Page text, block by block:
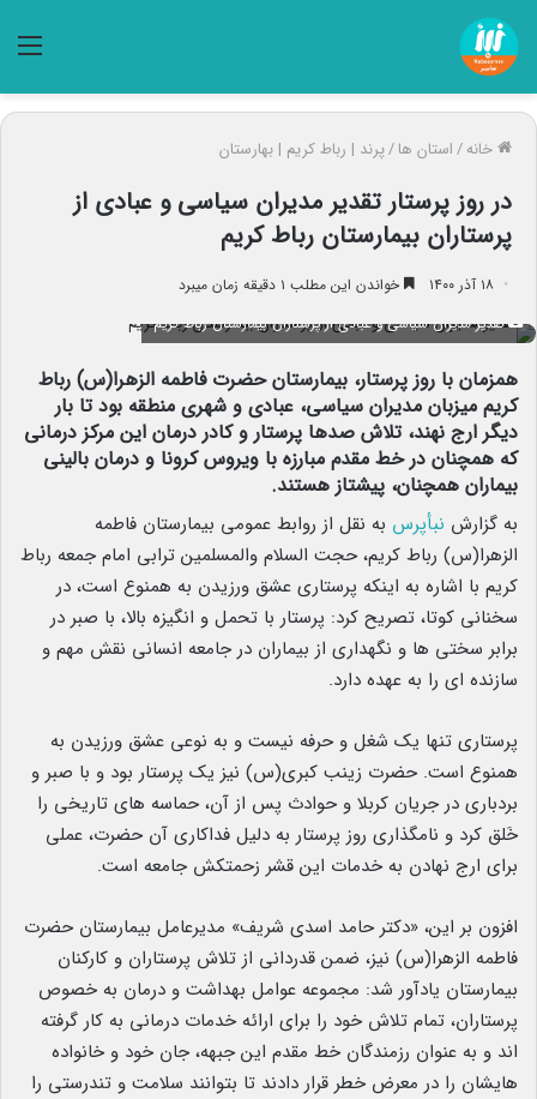
خانه/استان ها/پرند | رباط کریم | بهارستان
در روز پرستار تقدیر مدیران سیاسی و عبادی از
پرستاران بیمارستان رباط کریم
۱۸ آذر ۱۴۰۰ خواندن این مطلب ۱ دقیقه زمان میبرد
تقدیر مدیران سیاسی و عبادی از پرستاران بیمارستان رباط کریم
همزمان با روز پرستار، بیمارستان حضرت فاطمه الزهرا(س) رباط
کریم میزبان مدیران سیاسی، عبادی و شهری منطقه بود تا بار
دیگر ارج نهند، تلاش صدها پرستار و کادر درمان این مرکز درمانی
که همچنان در خط مقدم مبارزه با ویروس کرونا و درمان بالینی
بیماران همچنان، پیشتاز هستند.
به گزارش نبأپرس به نقل از روابط عمومی بیمارستان فاطمه
الزهرا(س) رباط کریم، حجت السلام والمسلمین ترابی امام جمعه رباط
کریم با اشاره به اینکه پرستاری عشق ورزیدن به همنوع است، در
سخنانی کوتا، تصریح کرد: پرستار با تحمل و انگیزه بالا، با صبر در
برابر سختی ها و نگهداری از بیماران در جامعه انسانی نقش مهم و
سازنده ای را به عهده دارد.
پرستاری تنها یک شغل و حرفه نیست و به نوعی عشق ورزیدن به
همنوع است. حضرت زینب کبری(س) نیز یک پرستار بود و با صبر و
بردباری در جریان کربلا و حوادث پس از آن، حماسه های تاریخی را
خَلق کرد و نامگذاری روز پرستار به دلیل فداکاری آن حضرت، عملی
برای ارج نهادن به خدمات این قشر زحمتکش جامعه است.
افزون بر این، «دکتر حامد اسدی شریف» مدیرعامل بیمارستان حضرت
فاطمه الزهرا(س) نیز، ضمن قدردانی از تلاش پرستاران و کارکنان
بیمارستان یادآور شد: مجموعه عوامل بهداشت و درمان به خصوص
پرستاران، تمام تلاش خود را برای ارائه خدمات درمانی به کار گرفته
اند و به عنوان رزمندگان خط مقدم این جبهه، جان خود و خانواده
هایشان را در معرض خطر قرار دادند تا بتوانند سلامت و تندرستی را